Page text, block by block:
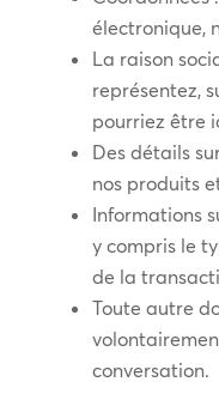
électronique,
La raison
représentez,
pourriez être
Des détails
nos produits
Informations
y compris le
de la
Toute autre
conversation.